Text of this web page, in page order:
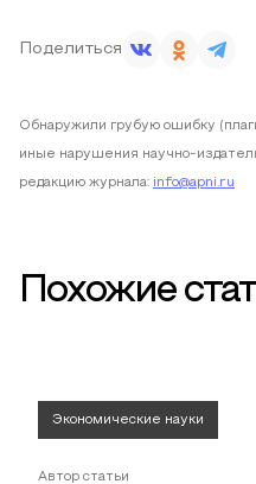
Поделиться
Обнаружили грубую ошибку
иные нарушения научно-
редакцию журнала: info@apni.ru
Похожие
Экономические науки
Автор статьи